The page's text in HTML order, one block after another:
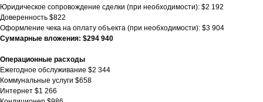
Юридическое сопровождение сделки (при необходимости): $2 192
Доверенность $822
Оформление чека на оплату объекта (при необходимости): $3 904
Суммарные вложения: $294 940
Операционные расходы
Ежегодное обслуживание $2 344
Коммунальные услуги $658
Интернет $1 266